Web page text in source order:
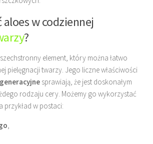
w codziennej
?
element, który można łatwo
pielęgnacji twarzy. Jego liczne właściwości
sprawiają, że jest doskonałym
rodzaju cery. Możemy go wykorzystać
przykład w postaci:
,